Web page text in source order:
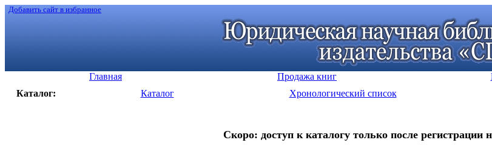
Добавить сайт в избранное
Главная Продажа книг
Каталог:
Каталог Хронологический список
Скоро: доступ к каталогу только после регистрации